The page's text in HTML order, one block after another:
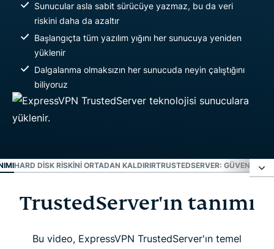
Sunucular asla sabit sürücüye yazmaz, bu da veri
riskini daha da azaltır
Başlangıçta tüm yazılım yığını her sunucuya yeniden
yüklenir
Dalgalanma olmaksızın her sunucuda neyin çalıştığını
biliyoruz
HARD DISK RISKINI ORTADAN KALDIRIRTRUSTEDSERVER: GÜVENLIK
TrustedServer'ın tanımı
Hard disk riskini ortadan kaldırır
TrustedServer'ın tanımı
Bu video, ExpressVPN TrustedServer'ın temel